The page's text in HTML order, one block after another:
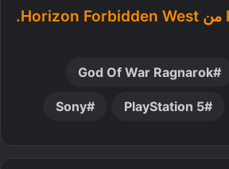
God Of War Ragnarok
PlayStation 5
Sony